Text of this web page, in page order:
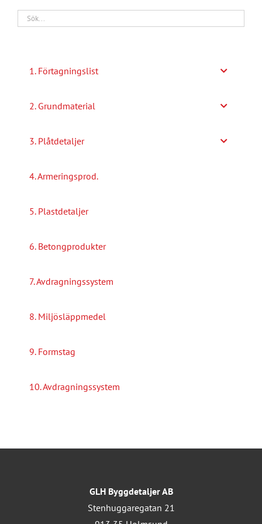
1. Förtagningslist
2. Grundmaterial
3. Plåtdetaljer
4. Armeringsprod.
5. Plastdetaljer
6. Betongprodukter
7. Avdragningssystem
8. Miljösläppmedel
9. Formstag
10. Avdragningssystem
GLH Byggdetaljer AB
Stenhuggaregatan 21